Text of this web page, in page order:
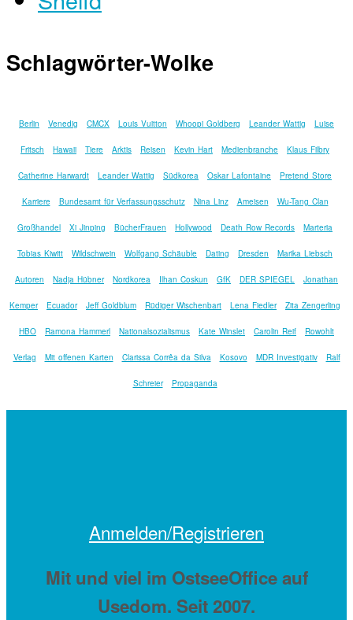
Schlagwörter-Wolke
Berlin Venedig CMCX Louis Vuitton Whoopi Goldberg Leander Wattig Luise
Fritsch Hawaii Tiere Arktis Reisen Kevin Hart Medienbranche Klaus Filbry
Catherine Harwardt Leander Wattig Südkorea Oskar Lafontaine Pretend Store
Karriere Bundesamt für Verfassungsschutz Nina Linz Ameisen Wu-Tang Clan
Großhandel Xi Jinping BücherFrauen Hollywood Death Row Records Marteria
Tobias Kiwitt Wildschwein Wolfgang Schäuble Dating Dresden Marika Liebsch
Autoren Nadja Hübner Nordkorea Ilhan Coskun GfK DER SPIEGEL Jonathan
Kemper Ecuador Jeff Goldblum Rüdiger Wischenbart Lena Fiedler Zita Zengerling
HBO Ramona Hammerl Nationalsozialismus Kate Winslet Carolin Reif Rowohlt
Verlag Mit offenen Karten Clarissa Corrêa da Silva Kosovo MDR Investigativ Ralf
Schreier Propaganda
Anmelden/Registrieren
Mit und viel im OstseeOffice auf
Usedom. Seit 2007.